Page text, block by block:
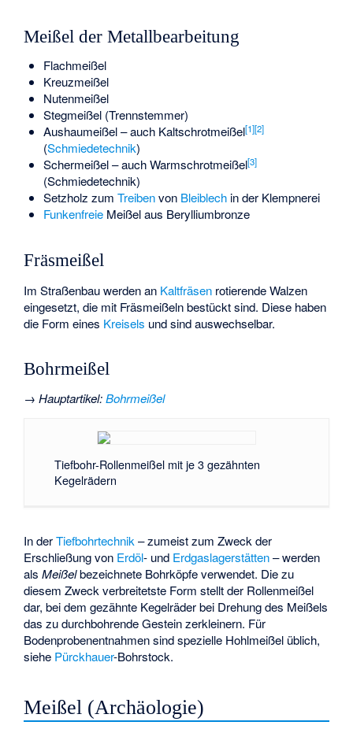
Meißel der Metallbearbeitung
Flachmeißel
Kreuzmeißel
Nutenmeißel
Stegmeißel (Trennstemmer)
Aushaumeißel – auch Kaltschrotmeißel[1][2]
(Schmiedetechnik)
Schermeißel – auch Warmschrotmeißel[3]
(Schmiedetechnik)
Setzholz zum Treibenvon Bleiblechin der Klempnerei
FunkenfreieMeißel aus Berylliumbronze
Fräsmeißel
Im Straßenbau werden an Kaltfräsen rotierende Walzen
eingesetzt, die mit Fräsmeißeln bestückt sind. Diese haben
die Form eines Kreisels und sind auswechselbar.
Bohrmeißel
→Hauptartikel:Bohrmeißel
Tiefbohr-Rollenmeißel mit je 3 gezähnten
Kegelrädern
In derTiefbohrtechnik – zumeist zum Zweck der
Erschließung von Erdöl- und Erdgaslagerstätten– werden
alsMeißelbezeichnete Bohrköpfe verwendet. Die zu
diesem Zweck verbreitetste Form stellt der Rollenmeißel
dar, bei dem gezähnte Kegelräder bei Drehung des Meißels
das zu durchbohrende Gestein zerkleinern. Für
Bodenprobenentnahmen sind spezielle Hohlmeißel üblich,
siehe Pürckhauer-Bohrstock.
Meißel (Archäologie)